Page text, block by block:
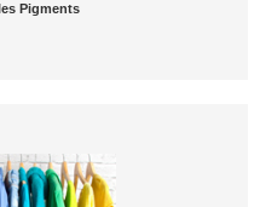
Pigments